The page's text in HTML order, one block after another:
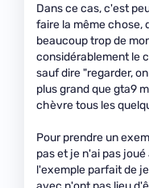
Dans ce cas, c'est
faire la même chose,
beaucoup trop de
considérablement le
sauf dire "regarder,
plus grand que gta9
chèvre tous les
Pour prendre un
pas et je n'ai pas
l'exemple parfait de